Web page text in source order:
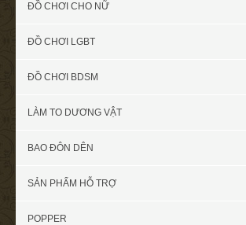
ĐỒ CHƠI CHO NỮ
ĐỒ CHƠI LGBT
ĐỒ CHƠI BDSM
LÀM TO DƯƠNG VẬT
BAO ĐÔN DÊN
SẢN PHẨM HỖ TRỢ
POPPER